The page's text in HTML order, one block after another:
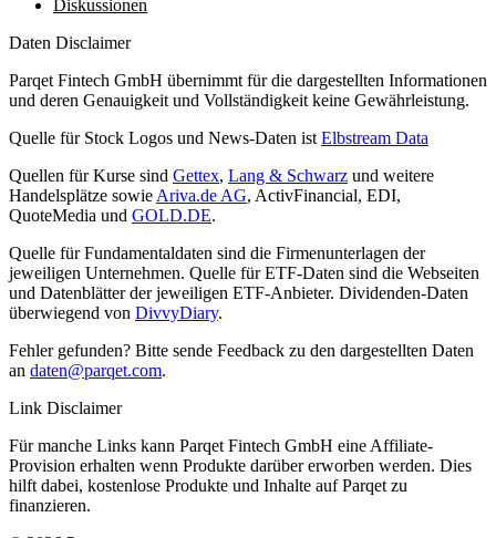
Diskussionen
Daten Disclaimer
Parqet Fintech GmbH übernimmt für die dargestellten Informationen
und deren Genauigkeit und Vollständigkeit keine Gewährleistung.
Quelle für Stock Logos und News-Daten ist Elbstream Data
Quellen für Kurse sind Gettex, Lang & Schwarz und weitere
Handelsplätze sowie Ariva.de AG, ActivFinancial, EDI,
QuoteMedia und GOLD.DE.
Quelle für Fundamentaldaten sind die Firmenunterlagen der
jeweiligen Unternehmen. Quelle für ETF-Daten sind die Webseiten
und Datenblätter der jeweiligen ETF-Anbieter. Dividenden-Daten
überwiegend von DivvyDiary.
Fehler gefunden? Bitte sende Feedback zu den dargestellten Daten
an daten@parqet.com.
Link Disclaimer
Für manche Links kann Parqet Fintech GmbH eine Affiliate-
Provision erhalten wenn Produkte darüber erworben werden. Dies
hilft dabei, kostenlose Produkte und Inhalte auf Parqet zu
finanzieren.